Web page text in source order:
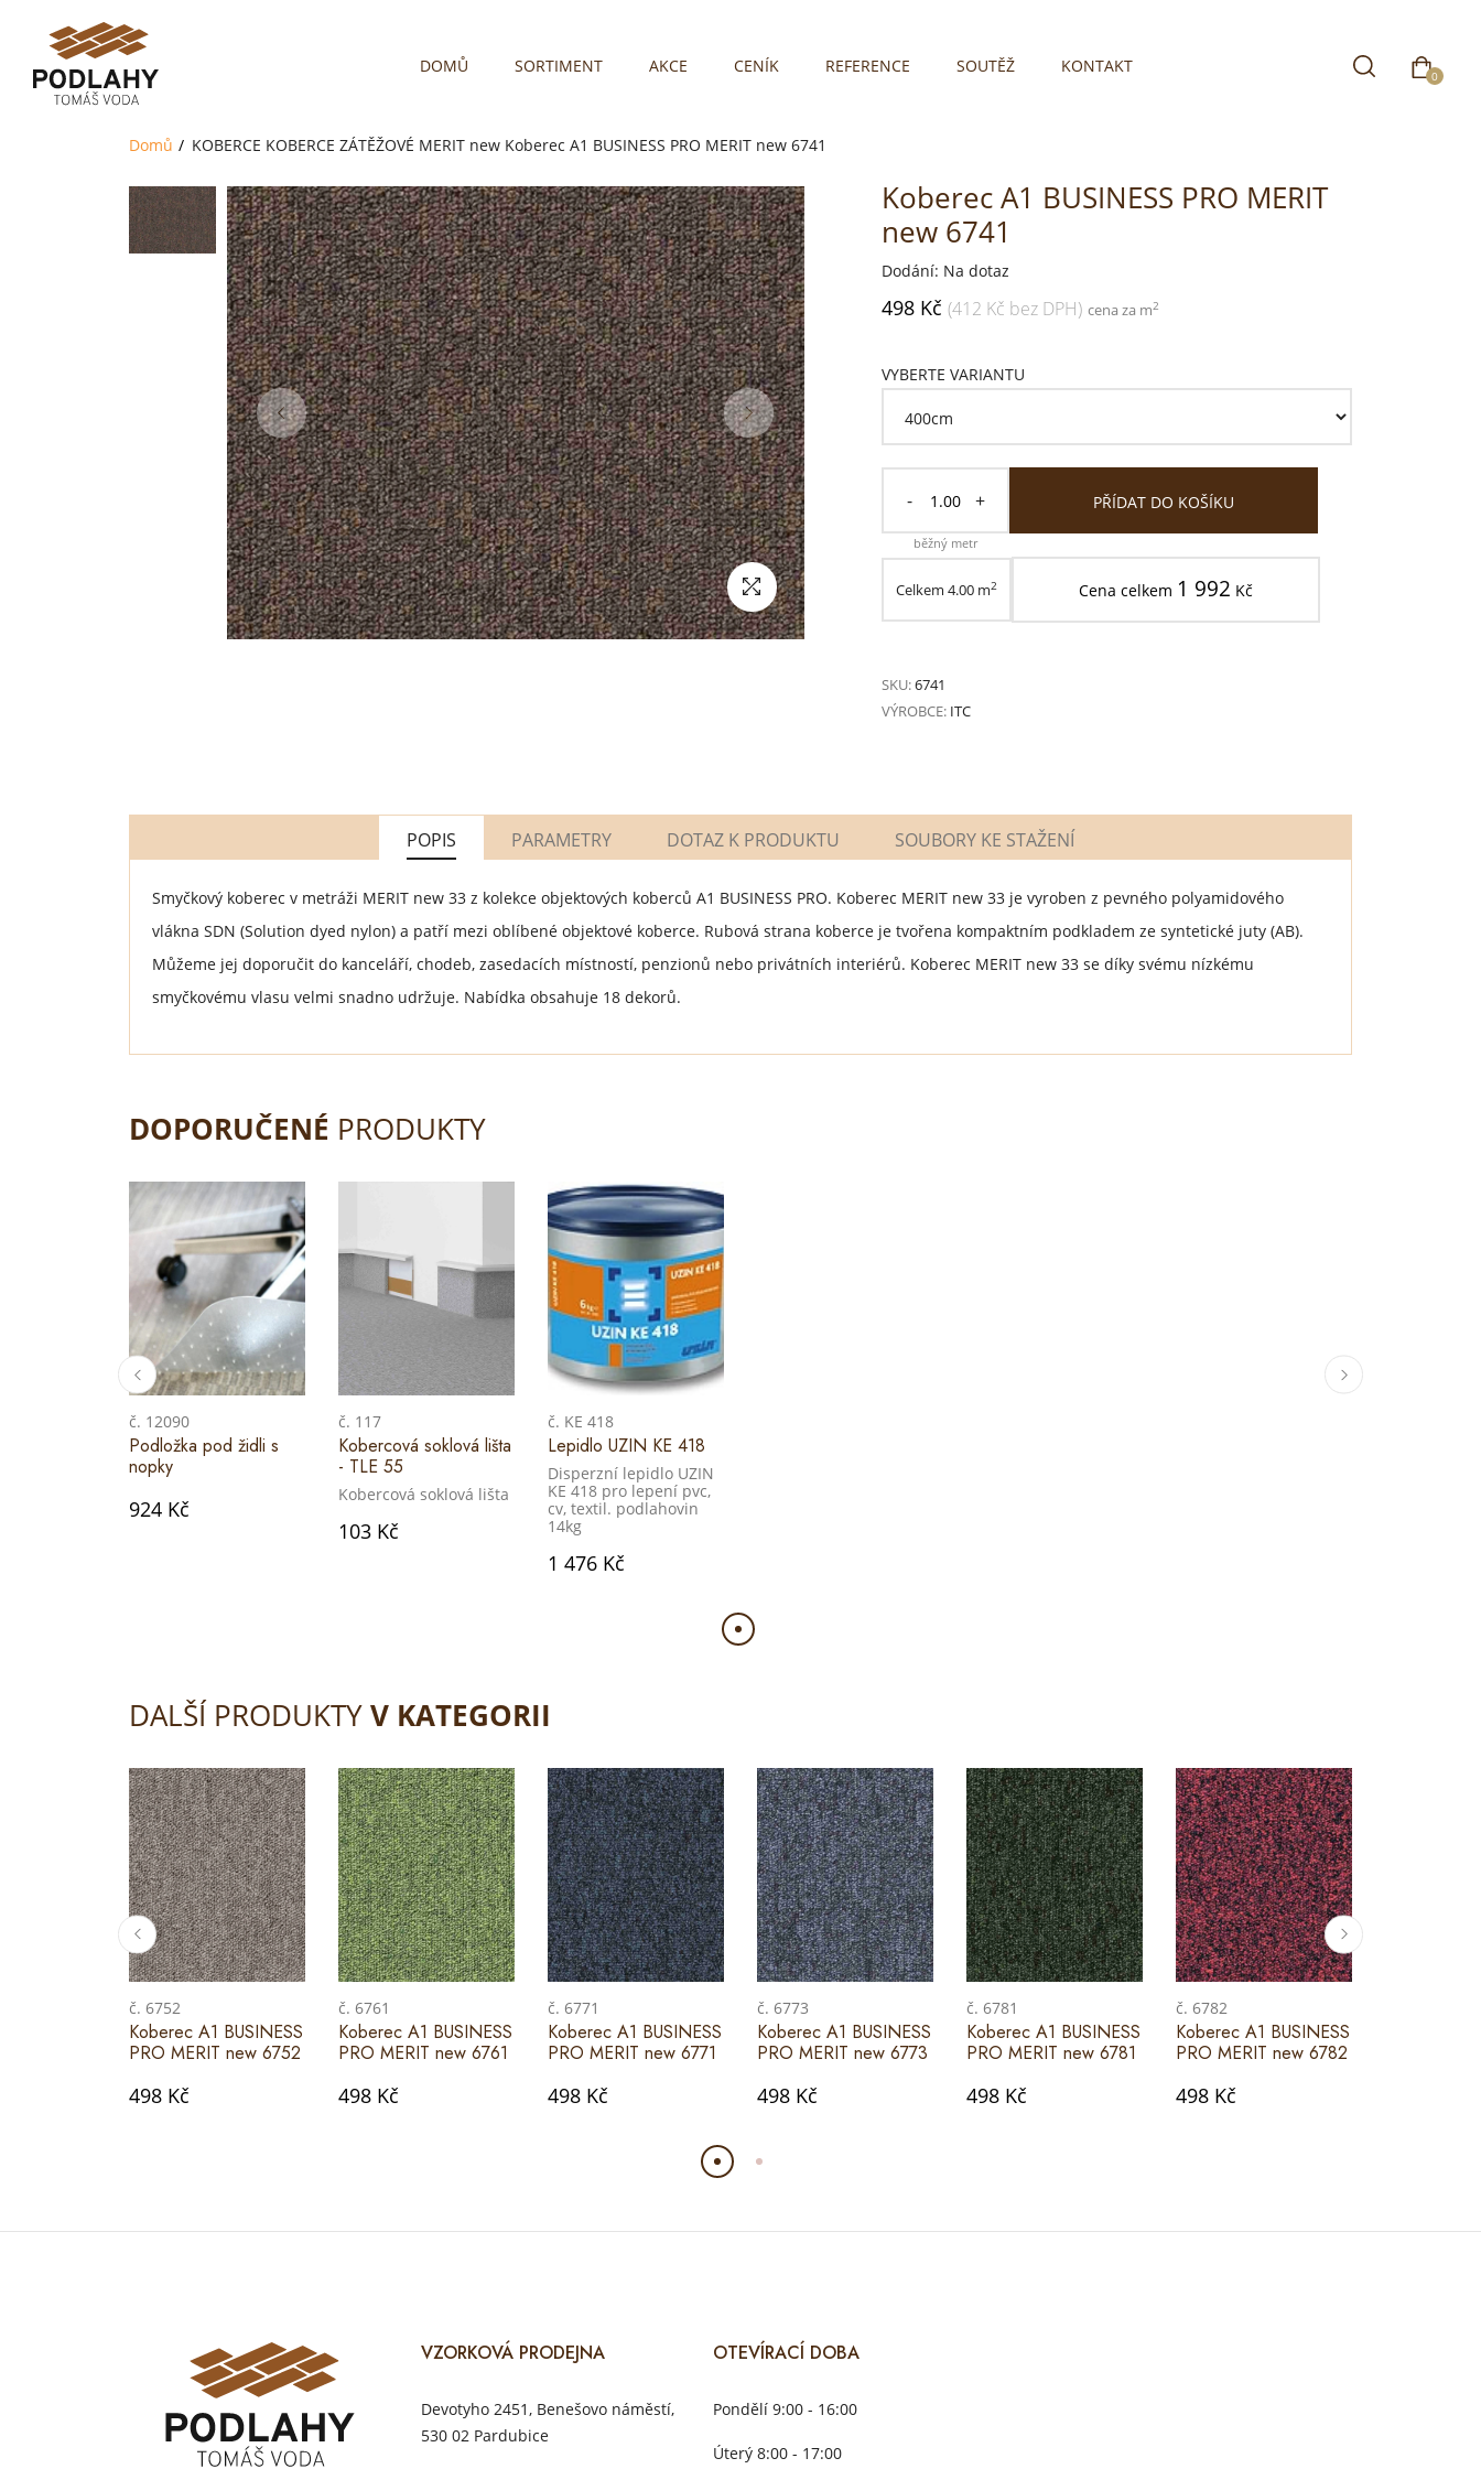
DOMŮ SORTIMENT AKCE CENÍK REFERENCE SOUTĚŽ KONTAKT 0
Domů KOBERCE KOBERCE ZÁTĚŽOVÉ MERIT new Koberec A1 BUSINESS PRO MERIT new 6741
Koberec A1 BUSINESS PRO MERIT
new 6741
Dodání: Na dotaz
498 Kč (412 Kč bez DPH) cena za m2
VYBERTE VARIANTU
- +
běžný metr
PŘÍDAT DO KOŠÍKU
Celkem 4.00m2 Cena celkem 1 992 Kč
SKU:6741
VÝROBCE: ITC
POPIS PARAMETRY DOTAZ K PRODUKTU SOUBORY KE STAŽENÍ
Smyčkový koberec v metráži MERIT new 33 z kolekce objektových koberců A1 BUSINESS PRO. Koberec MERIT new 33 je vyroben z pevného polyamidového
vlákna SDN (Solution dyed nylon) a patří mezi oblíbené objektové koberce. Rubová strana koberce je tvořena kompaktním podkladem ze syntetické juty (AB).
Můžeme jej doporučit do kanceláří, chodeb, zasedacích místností, penzionů nebo privátních interiérů. Koberec MERIT new 33 se díky svému nízkému
smyčkovému vlasu velmi snadno udržuje. Nabídka obsahuje 18 dekorů.
DOPORUČENÉ PRODUKTY
č. 12090
Podložka pod židli s
nopky
924 Kč
č. 117
Kobercová soklová lišta
- TLE 55
Kobercová soklová lišta
103 Kč
č. KE 418
Lepidlo UZIN KE 418
Disperzní lepidlo UZIN
KE 418 pro lepení pvc,
cv, textil. podlahovin
14kg
1 476 Kč
DALŠÍ PRODUKTYV KATEGORII
č. 6752
Koberec A1 BUSINESS
PRO MERIT new 6752
498 Kč
č. 6761
Koberec A1 BUSINESS
PRO MERIT new 6761
498 Kč
č. 6771
Koberec A1 BUSINESS
PRO MERIT new 6771
498 Kč
č. 6773
Koberec A1 BUSINESS
PRO MERIT new 6773
498 Kč
č. 6781
Koberec A1 BUSINESS
PRO MERIT new 6781
498 Kč
č. 6782
Koberec A1 BUSINESS
PRO MERIT new 6782
498 Kč
VZORKOVÁ PRODEJNA
Devotyho 2451, Benešovo náměstí,
530 02 Pardubice
OTEVÍRACÍ DOBA
Pondělí 9:00 - 16:00
Úterý 8:00 - 17:00